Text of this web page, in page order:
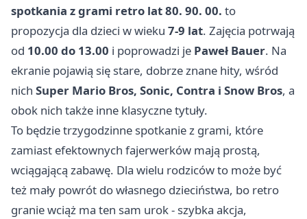
spotkania z grami retro lat 80. 90. 00. to
propozycja dla dzieci w wieku 7-9 lat. Zajęcia potrwają
od 10.00 do 13.00 i poprowadzi je Paweł Bauer. Na
ekranie pojawią się stare, dobrze znane hity, wśród
nich Super Mario Bros, Sonic, Contra i Snow Bros, a
obok nich także inne klasyczne tytuły.
To będzie trzygodzinne spotkanie z grami, które
zamiast efektownych fajerwerków mają prostą,
wciągającą zabawę. Dla wielu rodziców to może być
też mały powrót do własnego dzieciństwa, bo retro
granie wciąż ma ten sam urok - szybka akcja,